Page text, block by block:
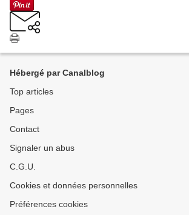
Hébergé par Canalblog
Top articles
Pages
Contact
Signaler un abus
C.G.U.
Cookies et données personnelles
Préférences cookies